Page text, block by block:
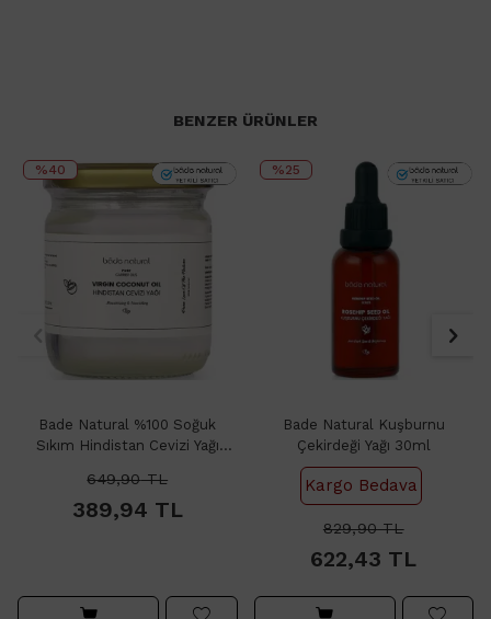
BENZER ÜRÜNLER
%40
Bade Natural %100 Soğuk
Sıkım Hindistan Cevizi Yağı
649,90TL
389,94 TL
%25
Bade Natural Kuşburnu
Çekirdeği Yağı 30ml
Kargo Bedava
829,90TL
622,43 TL